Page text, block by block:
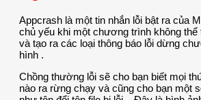
Appcrash là một tin nhắn lỗi bật ra của
chủ yếu khi một chương trình không
và tạo ra các loại thông báo lỗi dừng
hình .
Chồng thường lỗi sẽ cho bạn biết mọi
nào ra rừng chạy và cũng cho bạn một